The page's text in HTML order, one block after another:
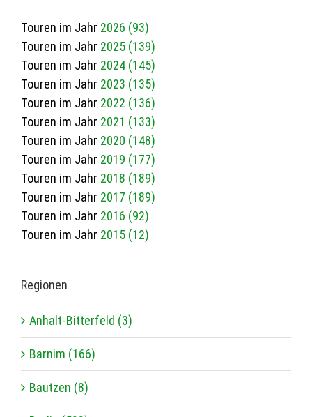
Touren im Jahr 2026 (93)
Touren im Jahr 2025 (139)
Touren im Jahr 2024 (145)
Touren im Jahr 2023 (135)
Touren im Jahr 2022 (136)
Touren im Jahr 2021 (133)
Touren im Jahr 2020 (148)
Touren im Jahr 2019 (177)
Touren im Jahr 2018 (189)
Touren im Jahr 2017 (189)
Touren im Jahr 2016 (92)
Touren im Jahr 2015 (12)
Regio­nen
Anhalt-Bitterfeld (3)
Barnim (166)
Bautzen (8)